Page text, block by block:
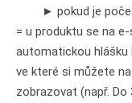
► pokud je počet
= u produktu se na
automatickou
ve které si můžete
zobrazovat (např. Do